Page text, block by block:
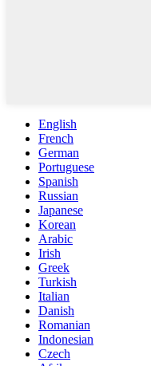
English
French
German
Portuguese
Spanish
Russian
Japanese
Korean
Arabic
Irish
Greek
Turkish
Italian
Danish
Romanian
Indonesian
Czech